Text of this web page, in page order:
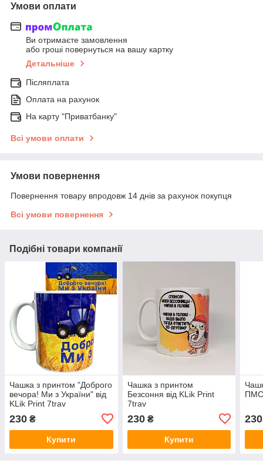
Умови оплати
Ви отримаєте замовлення
або гроші повернуться на вашу картку
Детальніше
Післяплата
Оплата на рахунок
На карту "Приватбанку"
Всі умови оплати
Умови повернення
Повернення товару впродовж 14 днів за рахунок покупця
Всі умови повернення
Подібні товари компанії
Чашка з принтом "Доброго
вечора! Ми з України" від
KLik Print 7trav
230 ₴
Купити
Чашка з принтом
Безсоння від KLik Print
7trav
230₴
Купити
ПМС
230